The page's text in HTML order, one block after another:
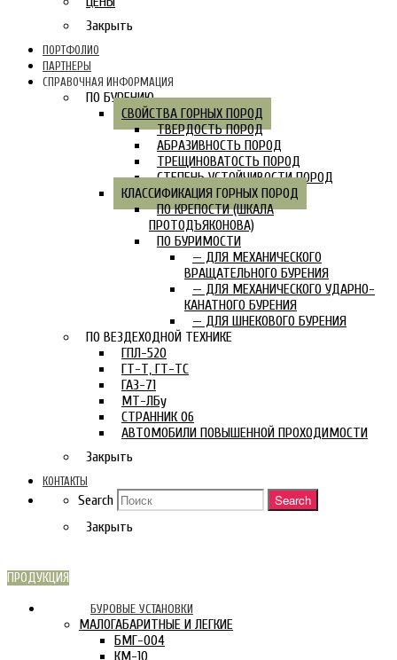
Закрыть
ПОРТФОЛИО
ПАРТНЕРЫ
СПРАВОЧНАЯ ИНФОРМАЦИЯ
ПО БУРЕНИЮ
СВОЙСТВА ГОРНЫХ ПОРОД
ТВЕРДОСТЬ ПОРОД
АБРАЗИВНОСТЬ ПОРОД
ТРЕЩИНОВАТОСТЬ ПОРОД
СТЕПЕНЬ УСТОЙЧИВОСТИ ПОРОД
КЛАССИФИКАЦИЯ ГОРНЫХ ПОРОД
ПО КРЕПОСТИ (ШКАЛА
ПРОТОДЪЯКОНОВА)
ПО БУРИМОСТИ
— ДЛЯ МЕХАНИЧЕСКОГО
ВРАЩАТЕЛЬНОГО БУРЕНИЯ
— ДЛЯ МЕХАНИЧЕСКОГО УДАРНО-
КАНАТНОГО БУРЕНИЯ
— ДЛЯ ШНЕКОВОГО БУРЕНИЯ
ПО ВЕЗДЕХОДНОЙ ТЕХНИКЕ
ГПЛ-520
ГТ-Т, ГТ-ТС
ГАЗ-71
МТ-ЛБу
СТРАННИК 06
АВТОМОБИЛИ ПОВЫШЕННОЙ ПРОХОДИМОСТИ
Закрыть
КОНТАКТЫ
Search Search
Закрыть
ПРОДУКЦИЯ
БУРОВЫЕ УСТАНОВКИ
МАЛОГАБАРИТНЫЕ И ЛЕГКИЕ
БМГ-004
КМ-10